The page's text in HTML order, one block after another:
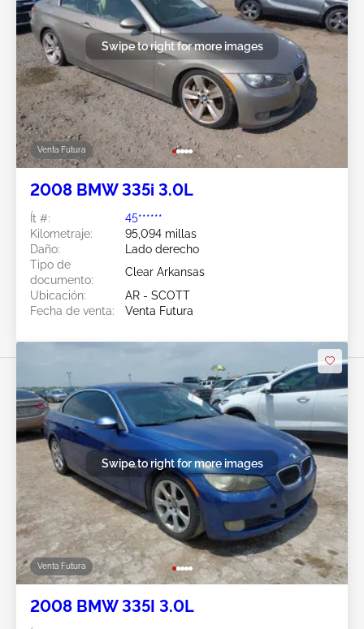
Venta Futura
Swipe to right for more images
2008 BMW 335i 3.0L
Ít #:
45******
Kilometraje:
95,094 millas
Daño:
Lado derecho
Tipo de
documento:
Clear Arkansas
Ubicación:
AR - SCOTT
Fecha de venta:
Venta Futura
Venta Futura
Swipe to right for more images
2008 BMW 335I 3.0L